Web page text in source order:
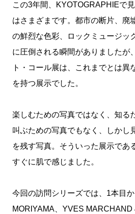
この3年間、KYOTOGRAPHIEで
はさまざまです。都市の断片、廃
の鮮烈な色彩、ロックミュージッ
に圧倒される瞬間がありましたが
ト・コール展は、これまでとは異
を持つ展示でした。
楽しむための写真ではなく、知る
叫ぶための写真でもなく、しかし
を残す写真。そういった展示であ
すぐに肌で感じました。
今回の訪問シリーズでは、1本目
MORIYAMA、YVES MARCHAND